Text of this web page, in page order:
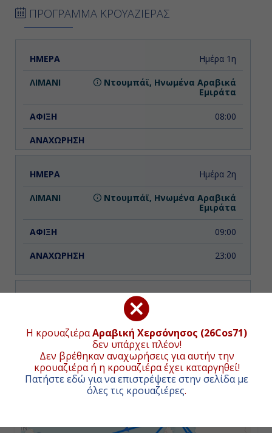
Η κρουαζιέραΑραβική Χερσόνησος (26Cos71)
δεν υπάρχει πλέον!
Δεν βρέθηκαν αναχωρήσεις για αυτήν την
κρουαζιέρα ή η κρουαζιέρα έχει καταργηθεί!
Πατήστε εδώ για να επιστρέψετε στην σελίδα με
όλες τις κρουαζιέρες.
ΠΡΟΓΡΑΜΜΑ ΚΡΟΥΑΖΙΕΡΑΣ
ΗΜΕΡΑ ΑΝΑΧΩΡΗΣΗ
Ημέρα 1η
Ντουμπάϊ, Ηνωμένα Αραβικά
Εμιράτα
08:00
Ημέρα 2η
Ντουμπάϊ, Ηνωμένα Αραβικά
Εμιράτα
09:00
23:00
Ντουμπάϊ, Ηνωμένα Αραβικά
Εμιράτα
12:00
23:00
Ημέρα 4η
ΧΑΡΤΗΣ ΚΡΟΥΑΖΙΕΡΑΣ
Συνολική απόσταση κρουαζιέρας:1033
(1914χλμ.)
+